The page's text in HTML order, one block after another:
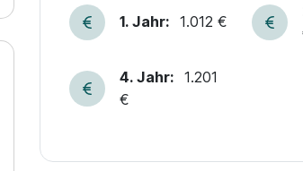
1. Jahr: 1.012 €
4. Jahr:
1.201
€